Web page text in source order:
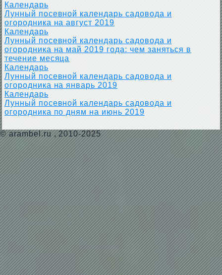
Календарь
Лунный посевной календарь садовода и
огородника на август 2019
Календарь
Лунный посевной календарь садовода и
огородника на май 2019 года: чем заняться в
течение месяца
Календарь
Лунный посевной календарь садовода и
огородника на январь 2019
Календарь
Лунный посевной календарь садовода и
огородника по дням на июнь 2019
© arambel.ru, 2010-2025